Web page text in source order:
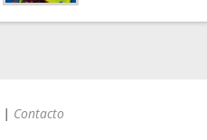
| Contacto